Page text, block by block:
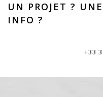
UN PROJET ?
INFO ?
+33